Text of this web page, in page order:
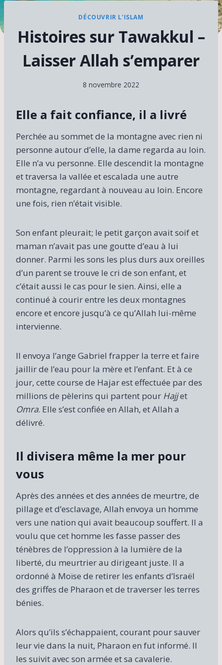
DÉCOUVRIR L'ISLAM
Histoires sur Tawakkul –
Laisser Allah s’emparer
8 novembre 2022
Elle a fait confiance, il a livré
Perchée au sommet de la montagne avec rien ni
personne autour d’elle, la dame regarda au loin.
Elle n’a vu personne. Elle descendit la montagne
et traversa la vallée et escalada une autre
montagne, regardant à nouveau au loin. Encore
une fois, rien n’était visible.
Son enfant pleurait; le petit garçon avait soif et
maman n’avait pas une goutte d’eau à lui
donner. Parmi les sons les plus durs aux oreilles
d’un parent se trouve le cri de son enfant, et
c’était aussi le cas pour le sien. Ainsi, elle a
continué à courir entre les deux montagnes
encore et encore jusqu’à ce qu’Allah lui-même
intervienne.
Il envoya l’ange Gabriel frapper la terre et faire
jaillir de l’eau pour la mère et l’enfant. Et à ce
jour, cette course de Hajar est effectuée par des
millions de pèlerins qui partent pour Hajjet
Omra. Elle s’est confiée en Allah, et Allah a
délivré.
Il divisera même la mer pour
vous
Après des années et des années de meurtre, de
pillage et d’esclavage, Allah envoya un homme
vers une nation qui avait beaucoup souffert. Il a
voulu que cet homme les fasse passer des
ténèbres de l’oppression à la lumière de la
liberté, du meurtrier au dirigeant juste. Il a
ordonné à Moïse de retirer les enfants d’Israël
des griffes de Pharaon et de traverser les terres
bénies.
Alors qu’ils s’échappaient, courant pour sauver
leur vie dans la nuit, Pharaon en fut informé. Il
les suivit avec son armée et sa cavalerie.